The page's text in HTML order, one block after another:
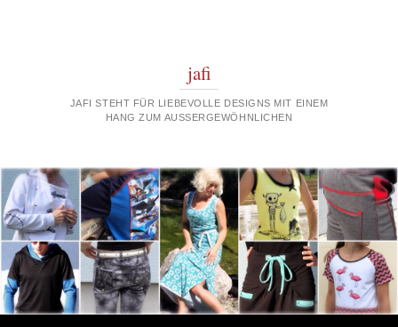
jafi
JAFI STEHT FÜR LIEBEVOLLE DESIGNS MIT EINEM
HANG ZUM AUSSERGEWÖHNLICHEN